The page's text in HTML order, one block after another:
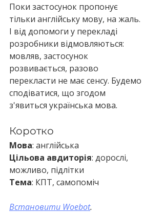
Поки застосунок пропонує
тільки англійську мову, на жаль.
І від допомоги у перекладі
розробники відмовляються:
мовляв, застосунок
розвивається, разово
перекласти не має сенсу. Будемо
сподіватися, що згодом
з'явиться українська мова.
Коротко
Мова: англійська
Цільова авдиторія: дорослі,
можливо, підлітки
Тема: КПТ, самопоміч
Встановити Woebot.